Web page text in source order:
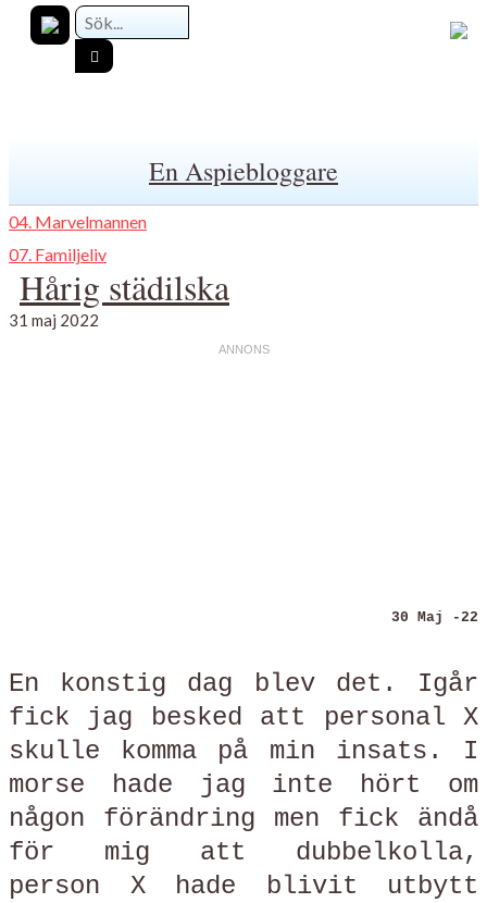
En Aspiebloggare
04. Marvelmannen
07. Familjeliv
Hårig städilska
31 maj 2022
30 Maj -22
En konstig dag blev det. Igår
fick jag besked att personal X
skulle komma på min insats. I
morse hade jag inte hört om
någon förändring men fick ändå
för mig att dubbelkolla,
person X hade blivit utbytt